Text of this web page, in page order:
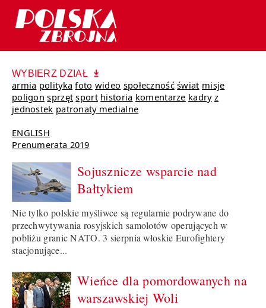
WYBIERZ DZIAŁ
armia polityka foto wideo społeczność świat misje
poligon sprzęt sport historia komentarze kadry z
jednostek patronaty medialne
ENGLISH
Prenumerata 2019
Sojusznicze wsparcie nad
Bałtykiem
Nie tylko polskie myśliwce są regularnie podrywane do
przechwytywania rosyjskich samolotów operujących w
pobliżu granic NATO. 3 sierpnia włoskie Eurofightery
stacjonujące...
Wieńce dla pomordowanych na
warszawskiej Woli